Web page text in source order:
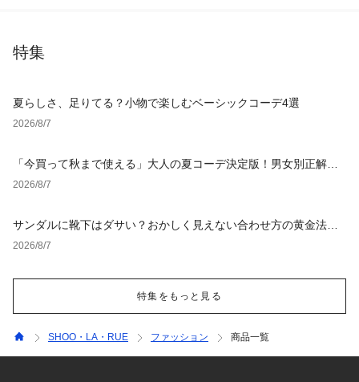
特集
夏らしさ、足りてる？小物で楽しむベーシックコーデ4選
2026/8/7
「今買って秋まで使える」大人の夏コーデ決定版！男女別正解ス
タイルとNGな着こなし
2026/8/7
サンダルに靴下はダサい？おかしく見えない合わせ方の黄金法則
と男女別おすすめコーデ
2026/8/7
特集をもっと見る
SHOO・LA・RUE ファッション 商品一覧